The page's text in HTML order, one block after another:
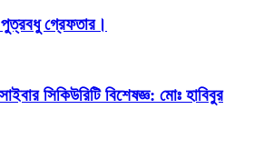
পুত্রবধু গ্রেফতার।
সিকিউরিটি বিশেষজ্ঞ: মোঃ হাবিবুর